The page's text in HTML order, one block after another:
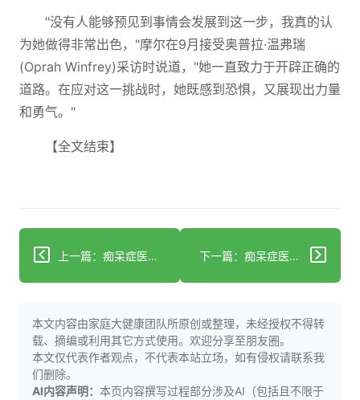
"没有人能够预见到事情会发展到这一步，我真的认
为她做得非常出色，"摩尔在9月接受奥普拉·温弗瑞
(Oprah Winfrey)采访时说道，"她一直致力于开辟正确的
道路。在应对这一挑战时，她既感到恐惧，又展现出力量
和勇气。"
【全文结束】
上一篇：痴呆症医生强调：这些症状绝不能忽视 下一篇：痴呆症医生绝不会忽视的这些症状
本文内容由家庭大健康团队所原创或整理，未经授权不得转
载、摘编或利用其它方式使用。欢迎分享至朋友圈。
本文仅代表作者观点，不代表本站立场，如有侵权请联系我
们删除。
AI内容声明： 本页内容撰写过程部分涉及AI（包括且不限于